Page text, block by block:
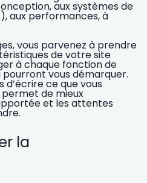
aux systèmes de
aux performances, à
vous parvenez à prendre
de votre site
à chaque fonction de
vous démarquer.
ce que vous
de mieux
et les attentes
la